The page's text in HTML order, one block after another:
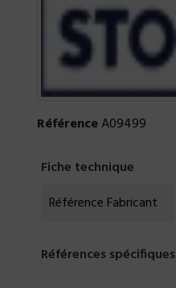
RéférenceA09499
Fiche technique
Référence Fabricant
Références spécifiques